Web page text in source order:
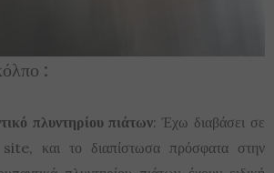
:
πλυντηρίου πιάτων: Έχω διαβάσει σε
site, και το διαπίστωσα πρόσφατα στην